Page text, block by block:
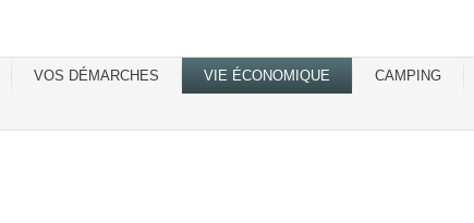
VOS DÉMARCHES VIE ÉCONOMIQUE CAMPING